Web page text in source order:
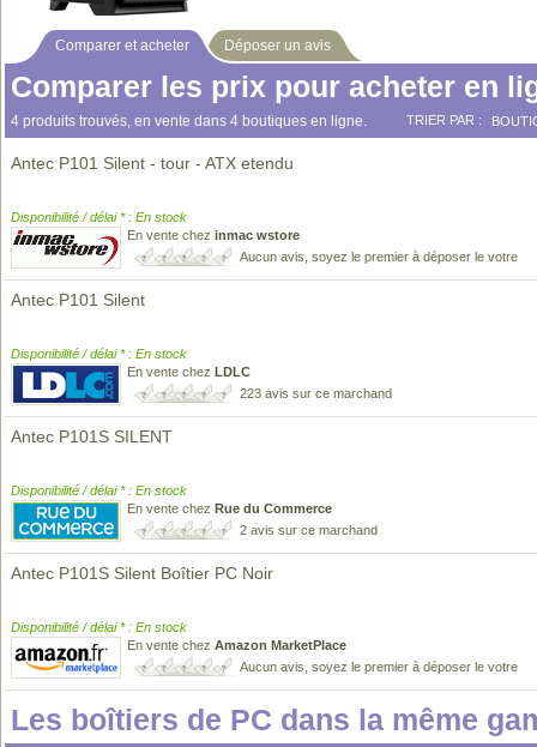
Comparer et acheter Déposer un avis
Comparer les prix pour acheter en
4 produits trouvés, en vente dans 4 boutiques en ligne. TRIER PAR :
Antec P101 Silent - tour - ATX etendu
Disponibilité / délai * : En stock
En vente chez inmac wstore
Aucun avis, soyez le premier à déposer le votre
Antec P101 Silent
Disponibilité / délai * : En stock
En vente chez LDLC
223 avis sur ce marchand
Antec P101S SILENT
Disponibilité / délai * : En stock
En vente chez Rue du Commerce
2 avis sur ce marchand
Antec P101S Silent Boîtier PC Noir
Disponibilité / délai * : En stock
En vente chez Amazon MarketPlace
Aucun avis, soyez le premier à déposer le votre
Les boîtiers de PC dans la même